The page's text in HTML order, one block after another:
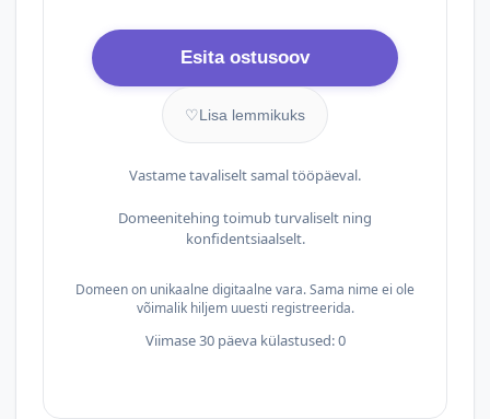
Esita ostusoov
♡Lisa lemmikuks
Vastame tavaliselt samal tööpäeval.
Domeenitehing toimub turvaliselt ning
konfidentsiaalselt.
Domeen on unikaalne digitaalne vara. Sama nime ei ole
võimalik hiljem uuesti registreerida.
Viimase 30 päeva külastused: 0